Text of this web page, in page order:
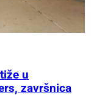
u
završnica